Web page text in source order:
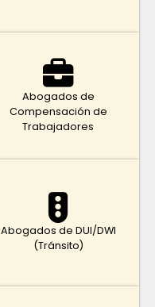
Abogados de
Compensación de
Trabajadores
Abogados de DUI/DWI
(Tránsito)